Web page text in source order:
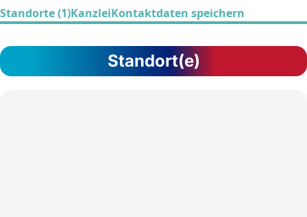
Standorte (1)KanzleiKontaktdaten speichern
Standort(e)